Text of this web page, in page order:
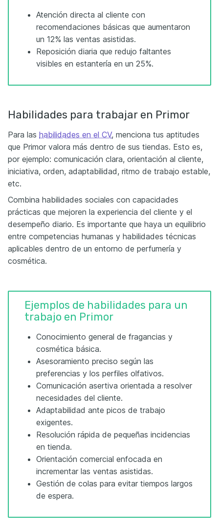
Atención directa al cliente con
recomendaciones básicas que aumentaron
un 12% las ventas asistidas.
Reposición diaria que redujo faltantes
visibles en estantería en un 25%.
Habilidades para trabajar en Primor
Para las habilidades en el CV, menciona tus aptitudes
que Primor valora más dentro de sus tiendas. Esto es,
por ejemplo: comunicación clara, orientación al cliente,
iniciativa, orden, adaptabilidad, ritmo de trabajo estable,
etc.
Combina habilidades sociales con capacidades
prácticas que mejoren la experiencia del cliente y el
desempeño diario. Es importante que haya un equilibrio
entre competencias humanas y habilidades técnicas
aplicables dentro de un entorno de perfumería y
cosmética.
Ejemplos de habilidades para un
trabajo en Primor
Conocimiento general de fragancias y
cosmética básica.
Asesoramiento preciso según las
preferencias y los perfiles olfativos.
Comunicación asertiva orientada a resolver
necesidades del cliente.
Adaptabilidad ante picos de trabajo
exigentes.
Resolución rápida de pequeñas incidencias
en tienda.
Orientación comercial enfocada en
incrementar las ventas asistidas.
Gestión de colas para evitar tiempos largos
de espera.